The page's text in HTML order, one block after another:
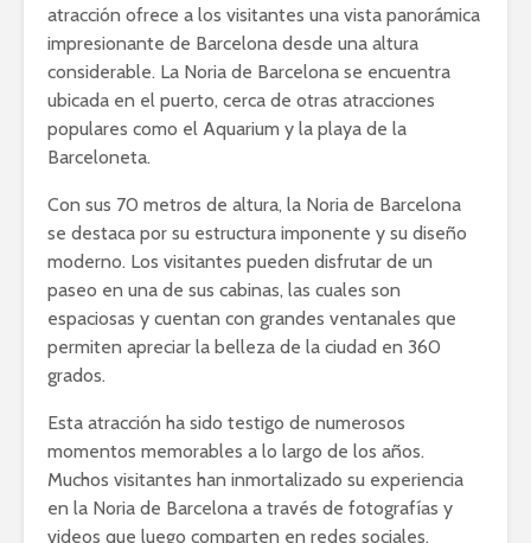
atracción ofrece a los visitantes una vista panorámica
impresionante de Barcelona desde una altura
considerable. La Noria de Barcelona se encuentra
ubicada en el puerto, cerca de otras atracciones
populares como el Aquarium y la playa de la
Barceloneta.
Con sus 70 metros de altura, la Noria de Barcelona
se destaca por su estructura imponente y su diseño
moderno. Los visitantes pueden disfrutar de un
paseo en una de sus cabinas, las cuales son
espaciosas y cuentan con grandes ventanales que
permiten apreciar la belleza de la ciudad en 360
grados.
Esta atracción ha sido testigo de numerosos
momentos memorables a lo largo de los años.
Muchos visitantes han inmortalizado su experiencia
en la Noria de Barcelona a través de fotografías y
videos que luego comparten en redes sociales.